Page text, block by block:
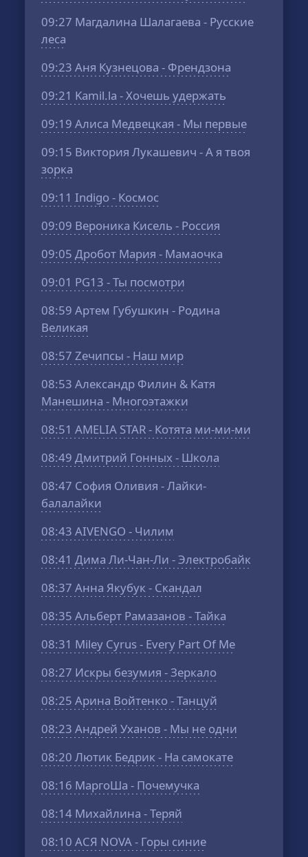
09:27 Магдалина Шалагаева - Русские
леса
09:23 Аня Кузнецова - Френдзона
09:21 Kamil.la - Хочешь удержать
09:19 Алиса Медвецкая - Мы первые
09:15 Виктория Лукашевич - А я твоя
зорка
09:11 Indigo - Космос
09:09 Вероника Кисель - Россия
09:05 Дробот Мария - Мамаочка
09:01 PG13 - Ты посмотри
08:59 Артем Губушкин - Родина
Великая
08:57 Zeчипсы - Наш мир
08:53 Александр Филин & Катя
Манешина - Многоэтажки
08:51 AMELIA STAR - Котята ми-ми-ми
08:49 Дмитрий Гонных - Школа
08:47 София Оливия - Лайки-
балалайки
08:43 AIVENGO - Чилим
08:41 Дима Ли-Чан-Ли - Электробайк
08:37 Анна Якубук - Скандал
08:35 Альберт Рамазанов - Тайка
08:31 Miley Cyrus - Every Part Of Me
08:27 Искры безумия - Зеркало
08:25 Арина Войтенко - Танцуй
08:23 Андрей Уханов - Мы не одни
08:20 Лютик Бедрик - На самокате
08:16 МаргоШа - Почемучка
08:14 Михайлина - Теряй
08:10 АСЯ NOVA - Горы синие